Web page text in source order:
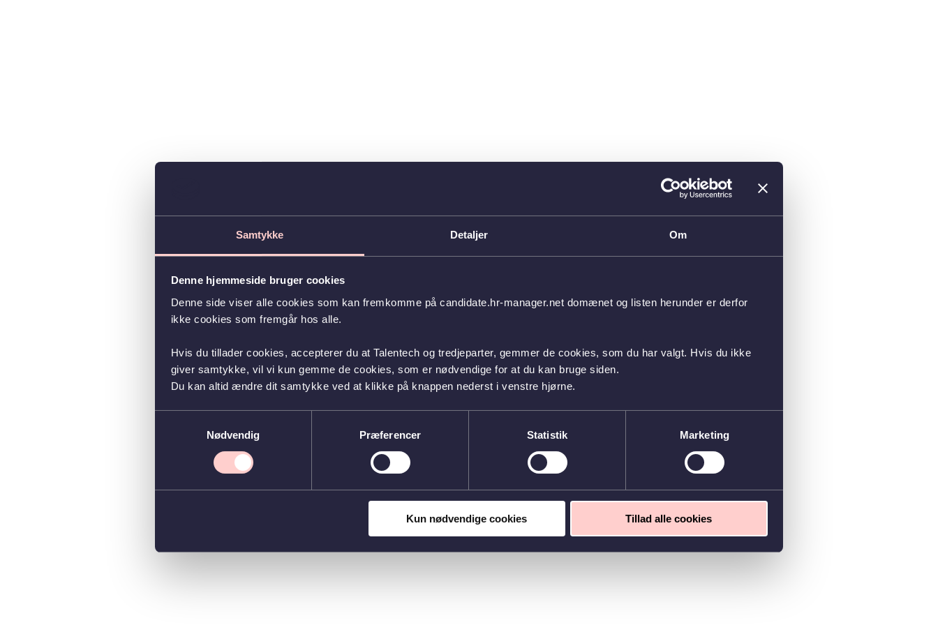
Samtykke Detaljer Om
Denne hjemmeside bruger cookies
Denne side viser alle cookies som kan fremkomme på candidate.hr-manager.net domænet og listen herunder er derfor
ikke cookies som fremgår hos alle.
Hvis du tillader cookies, accepterer du at Talentech og tredjeparter, gemmer de cookies, som du har valgt. Hvis du ikke
giver samtykke, vil vi kun gemme de cookies, som er nødvendige for at du kan bruge siden.
Du kan altid ændre dit samtykke ved at klikke på knappen nederst i venstre hjørne.
Nødvendig
Præferencer Statistik Marketing
Kun nødvendige cookies Tillad alle cookies